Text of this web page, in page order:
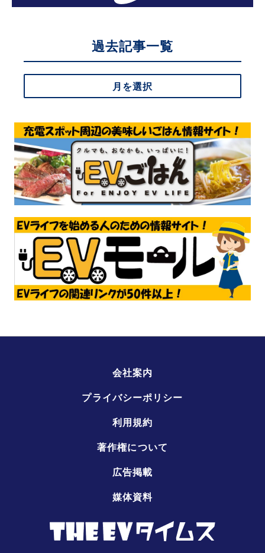
過去記事一覧
月を選択
会社案内
プライバシーポリシー
利用規約
著作権について
広告掲載
媒体資料